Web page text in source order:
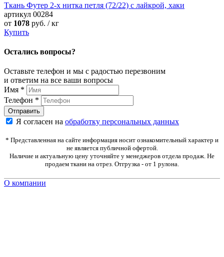
Ткань Футер 2-х нитка петля (72/22) с лайкрой, хаки
артикул 00284
от 1078 руб. / кг
Купить
Остались вопросы?
Оставьте телефон и мы с радостью перезвоним
и ответим на все ваши вопросы
Имя *
Телефон *
Я согласен на обработку персональных данных
* Представленная на сайте информация носит ознакомительный характер и
не является публичной офертой.
Наличие и актуальную цену уточняйте у менеджеров отдела продаж. Не
продаем ткани на отрез. Отгрузка - от 1 рулона.
О компании